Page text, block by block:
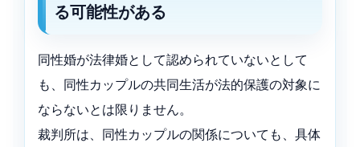
る可能性がある
同性婚が法律婚として認められていないとして
も、同性カップルの共同生活が法的保護の対象に
ならないとは限りません。
裁判所は、同性カップルの関係についても、具体